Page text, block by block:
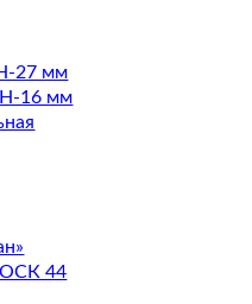
27 мм
16 мм
ОСК 44